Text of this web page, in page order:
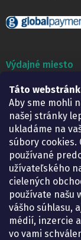
Táto
Aby sme mohli
našej stránky
ukladáme na
súbory cookies.
používané
užívateľského
cielených
používate našu
vášho súhlasu,
médií, inzercie
vo vami
Výdajné miesto
Lekáreň ADONAI
Košice –
Pondelok:
07.30 –
Utorok:
07.30
Streda:
07.30 –
Štvrtok:
07.30 –
Piatok:
07.30 –
KONTAKT
eshop@
+421 948 203